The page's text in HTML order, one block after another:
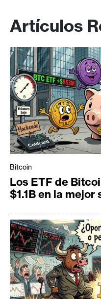
Artículos
Bitcoin
Los ETF de
$1.1B en la